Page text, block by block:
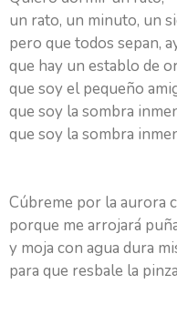
un rato, un minuto, un
pero que todos sepan,
que hay un establo de
que soy el pequeño
que soy la sombra
que soy la sombra
Cúbreme por la aurora
porque me arrojará
y moja con agua dura
para que resbale la